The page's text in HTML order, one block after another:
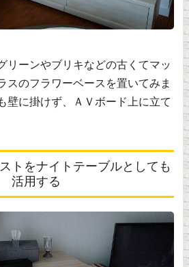
リーンやブリキなどの古くてマッ
スのフラワーベースを置いてみま
壁に掛けず、ＡＶボード上に立て
トをナイトテーブルとしても
活用する